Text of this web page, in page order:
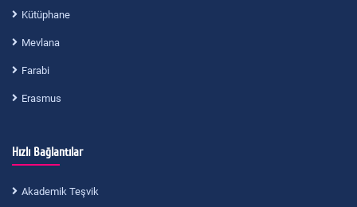
Kütüphane
Mevlana
Farabi
Erasmus
Hızlı Bağlantılar
Akademik Teşvik